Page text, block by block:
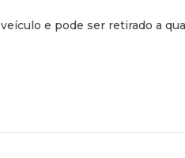
e pode ser retirado a